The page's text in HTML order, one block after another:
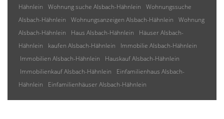
Hähnlein
Wohnung suche Alsbach-Hähnlein
Wohnungssuche
Alsbach-Hähnlein
Wohnungsanzeigen Alsbach-Hähnlein
Wohnung
Alsbach-Hähnlein
Haus Alsbach-Hähnlein
Häuser Alsbach-
Hähnlein
kaufen Alsbach-Hähnlein
Immobilie Alsbach-Hähnlein
Immobilien Alsbach-Hähnlein
Hauskauf Alsbach-Hähnlein
Immobilienkauf Alsbach-Hähnlein
Einfamilienhaus Alsbach-
Hähnlein
Einfamilienhäuser Alsbach-Hähnlein